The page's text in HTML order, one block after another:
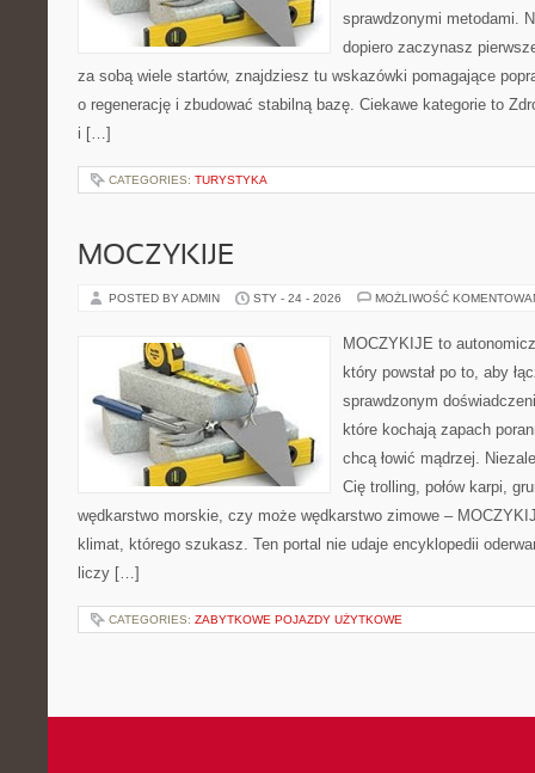
sprawdzonymi metodami.
dopiero zaczynasz
za sobą wiele startów, znajdziesz tu wskazówki pomagające
o regenerację i zbudować stabilną bazę. Ciekawe kategorie to
i […]
CATEGORIES: TURYSTYKA
MOCZYKIJE
POSTED BY ADMIN STY - 24 - 2026 MOŻLIWOŚĆ
MOCZYKIJE to
który powstał po to, aby
sprawdzonym
które kochają zapach
chcą łowić mądrzej.
Cię trolling, połów karpi,
wędkarstwo morskie, czy może wędkarstwo zimowe –
klimat, którego szukasz. Ten portal nie udaje encyklopedii
liczy […]
CATEGORIES: ZABYTKOWE POJAZDY UŻYTKOWE